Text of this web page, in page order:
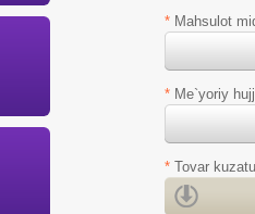
* Mahsulot
* Me`yoriy
* Tovar